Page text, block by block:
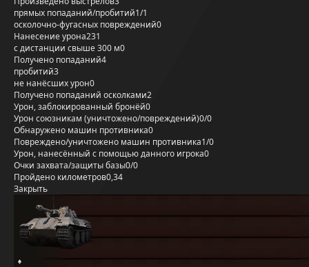
прямых попаданий/пробитий1/1
осколочно-фугасных повреждений0
Нанесение урона231
с дистанции свыше 300 м0
Получено попаданий4
пробитий3
не нанёсших урон0
Получено попаданий осколками2
Урон, заблокированный бронёй0
Урон союзникам (уничтожено/повреждений)0/0
Обнаружено машин противника0
Повреждено/уничтожено машин противника1/0
Урон, нанесённый с помощью данного игрока0
Очки захвата/защиты базы0/0
Пройдено километров0,34
Закрыть